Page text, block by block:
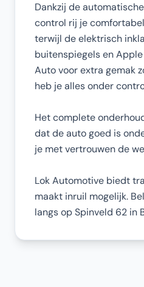
Dankzij de
control rij je
terwijl de elektrisch
buitenspiegels en
Auto voor extra gemak
heb je alles onder
Het complete
dat de auto goed is
je met vertrouwen de
Lok Automotive biedt
maakt inruil mogelijk.
langs op Spinveld 62 in